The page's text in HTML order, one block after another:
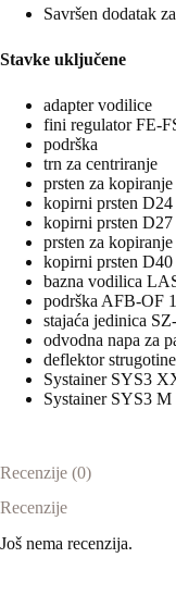
Savršen dodatak
Stavke uključene
adapter vodilice
fini regulator FE-
podrška
trn za centriranje
prsten za
kopirni prsten D24
kopirni prsten D27
prsten za
kopirni prsten D40
bazna vodilica
podrška AFB-OF
stajaća jedinica
odvodna napa za
deflektor strugotine
Systainer SYS3
Systainer SYS3 M
Recenzije (0)
Recenzije
Još nema recenzija.